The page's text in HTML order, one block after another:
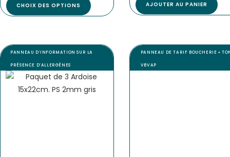
CHOIX DES OPTIONS AJOUTER AU PANIER
PANNEAU D’INFORMATION SUR LA
PRÉSENCE D’ALLERGÈNES
PANNEAU DE TARIF BOUCHERIE «
VBVAP